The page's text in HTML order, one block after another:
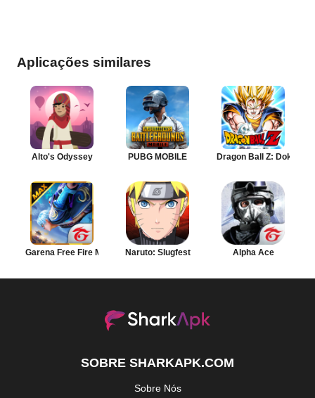
Aplicações similares
Alto's Odyssey PUBG MOBILE Dragon Ball Z: Dokkan
Garena Free Fire MAX Naruto: Slugfest Alpha Ace
SOBRE SHARKAPK.COM
Sobre Nós